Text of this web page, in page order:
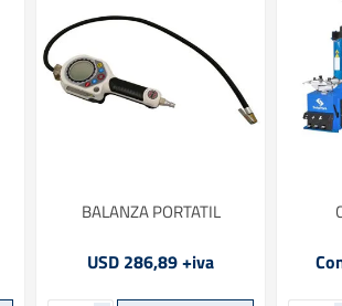
BALANZA PORTATIL
USD 286,89 +iva